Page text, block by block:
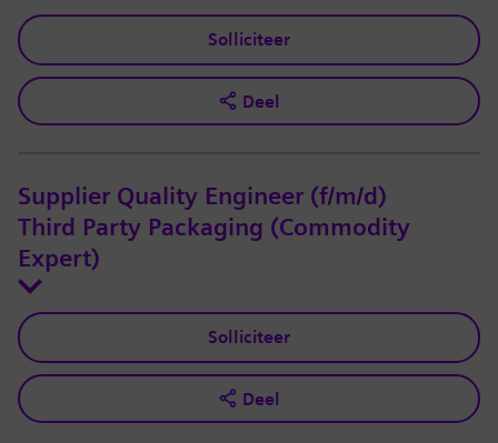
Solliciteer
Deel
Supplier Quality Engineer (f/m/d)
Third Party Packaging (Commodity
Expert)
Solliciteer
Deel